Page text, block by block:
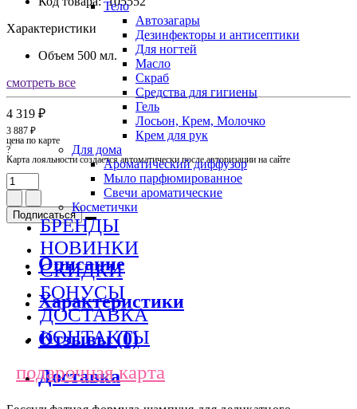
Тело
Автозагары
Дезинфекторы и антисептики
Для ногтей
Масло
Скраб
Средства для гигиены
Гель
Лосьон, Крем, Молочко
Крем для рук
Для дома
Ароматический диффузор
Мыло парфюмированное
Свечи ароматические
Косметички
БРЕНДЫ
НОВИНКИ
СКИДКИ
БОНУСЫ
ДОСТАВКА
КОНТАКТЫ
подарочная карта
Характеристики
Объем 500 мл.
смотреть все
4 319 ₽
3 887 ₽
цена по карте
?
Карта лояльности создается автоматически после авторизации на сайте
Подписаться
Описание
Характеристики
Отзывы (0)
Доставка